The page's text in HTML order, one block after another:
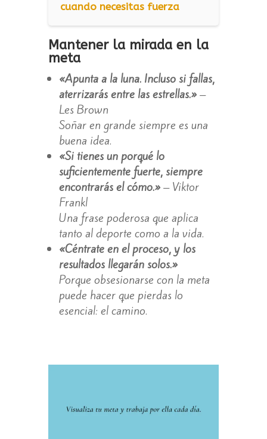
cuando necesitas fuerza
Mantener la mirada en la
meta
«Apunta a la luna. Incluso si fallas,
aterrizarás entre las estrellas.»–
Les Brown
Soñar en grande siempre es una
buena idea.
«Si tienes un porqué lo
suficientemente fuerte, siempre
encontrarás el cómo.»– Viktor
Frankl
Una frase poderosa que aplica
tanto al deporte como a la vida.
«Céntrate en el proceso, y los
resultados llegarán solos.»
Porque obsesionarse con la meta
puede hacer que pierdas lo
esencial: el camino.